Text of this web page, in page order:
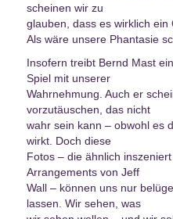
scheinen wir zu
glauben, dass es wirklich ein
Als wäre unsere Phantasie
Insofern treibt Bernd Mast
Spiel mit unserer
Wahrnehmung. Auch er
vorzutäuschen, das nicht
wahr sein kann – obwohl es
wirkt. Doch diese
Fotos – die ähnlich
Arrangements von Jeff
Wall – können uns nur
lassen. Wir sehen, was